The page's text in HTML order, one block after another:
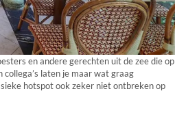
en andere gerechten uit de zee die op
laten je maar wat graag
hotspot ook zeker niet ontbreken op